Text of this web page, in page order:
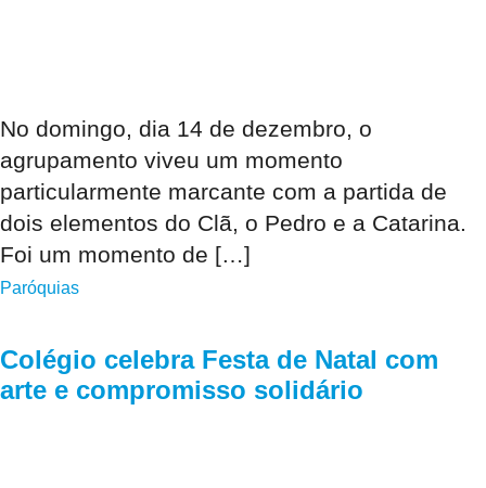
No domingo, dia 14 de dezembro, o
agrupamento viveu um momento
particularmente marcante com a partida de
dois elementos do Clã, o Pedro e a Catarina.
Foi um momento de […]
Paróquias
Colégio celebra Festa de Natal com
arte e compromisso solidário